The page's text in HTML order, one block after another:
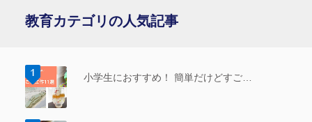
教育カテゴリの人気記事
小学生におすすめ！ 簡単だけどすご…